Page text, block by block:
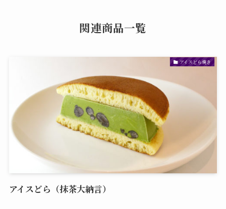
関連商品一覧
アイスどら焼き
アイスどら（抹茶大納言）